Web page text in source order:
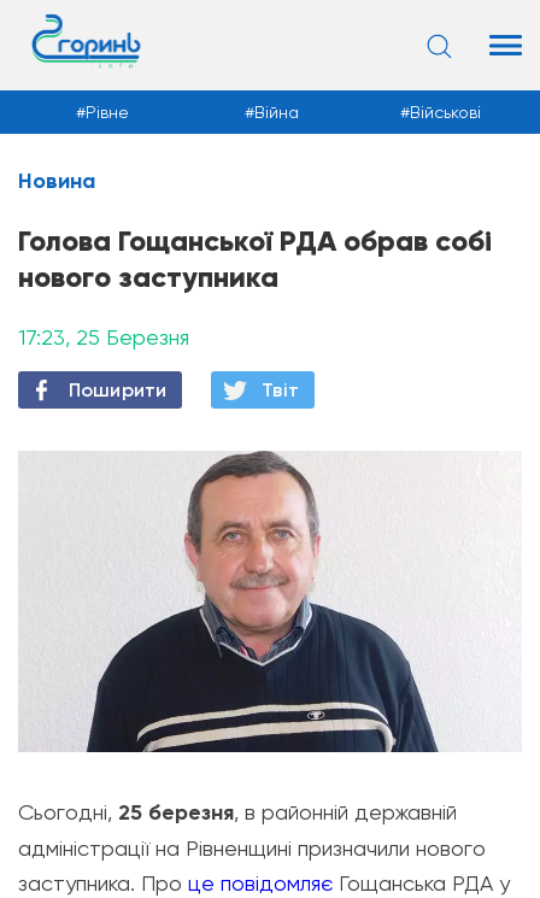
Новини
Рівне Війна Військові
Новина
Голова Гощанської РДА обрав собі
нового заступника
17:23, 25 Березня
Поширити Твiт
Сьогодні, 25 березня, в районній державній
адміністрації на Рівненщині призначили нового
заступника. Про це повідомляє Гощанська РДА у